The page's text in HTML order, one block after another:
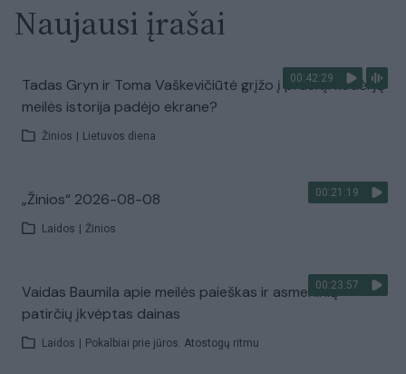
Naujausi įrašai
00:42:29
Tadas Gryn ir Toma Vaškevičiūtė grįžo į praeitį: kodėl jų
meilės istorija padėjo ekrane?
Žinios Lietuvos diena
00:21:19
„Žinios“ 2026-08-08
Laidos Žinios
00:23:57
Vaidas Baumila apie meilės paieškas ir asmeninių
patirčių įkvėptas dainas
Laidos Pokalbiai prie jūros. Atostogų ritmu